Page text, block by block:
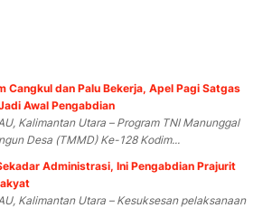
Cangkul dan Palu Bekerja, Apel Pagi Satgas
Awal Pengabdian
Kalimantan Utara – Program TNI Manunggal
Desa (TMMD) Ke-128 Kodim...
Administrasi, Ini Pengabdian Prajurit
Kalimantan Utara – Kesuksesan pelaksanaan